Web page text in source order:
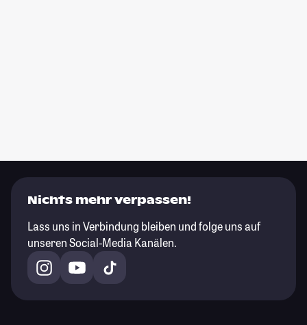
Nichts mehr verpassen!
Lass uns in Verbindung bleiben und folge uns auf
unseren Social-Media Kanälen.